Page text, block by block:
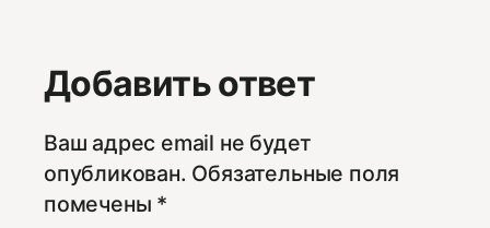
Добавить ответ
Ваш адрес email не будет
опубликован. Обязательные поля
помечены *